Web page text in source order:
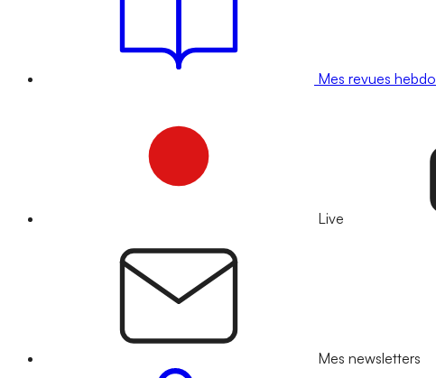
Mes revues hebdo
Live
Mes newsletters